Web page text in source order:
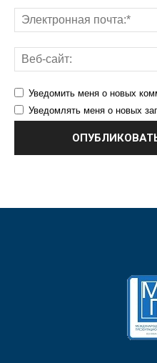
Уведомить меня о новых
Уведомлять меня о новых